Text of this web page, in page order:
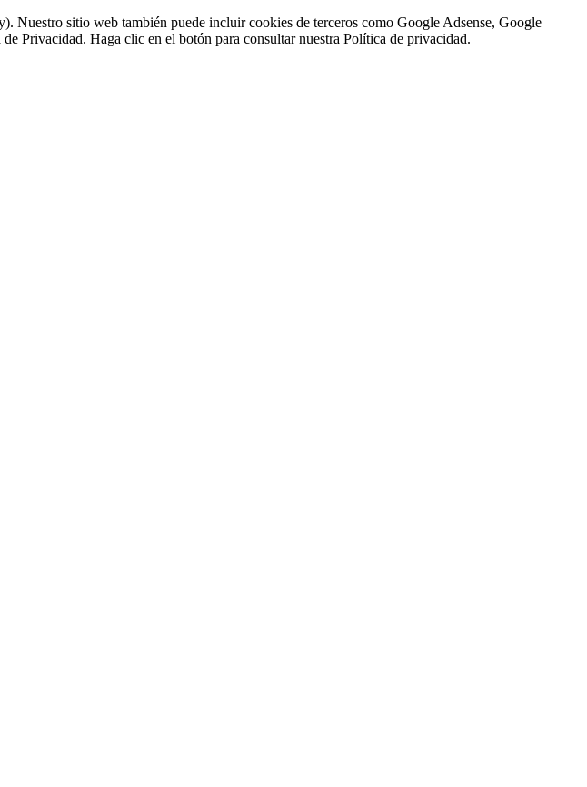
Nuestro sitio web también puede incluir cookies de terceros como Google Adsense, Google
Privacidad. Haga clic en el botón para consultar nuestra Política de privacidad.